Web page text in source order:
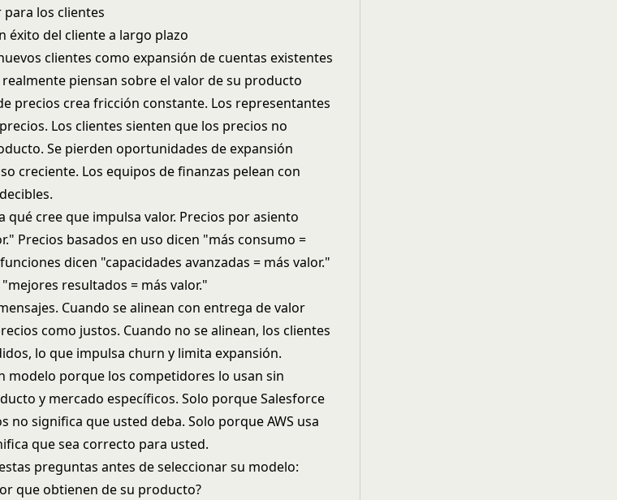
los clientes
éxito del cliente a largo plazo
clientes comoexpansión de cuentas existentes
piensan sobre el valor de su producto
precios crea fricción constante. Los representantes
Los clientes sienten que los precios no
Se pierden oportunidades de expansión
creciente. Los equipos de finanzas pelean con
qué cree que impulsa valor. Precios por asiento
Precios basados en uso dicen "más consumo =
dicen "capacidades avanzadas = más valor."
resultados = más valor."
Cuando se alinean con entrega de valor
como justos. Cuando no se alinean, los clientes
lo que impulsachurn y limita expansión.
modelo porque los competidores lo usan sin
y mercado específicos. Solo porque Salesforce
no significa que usted deba. Solo porque AWS usa
que sea correcto para usted.
preguntas antes de seleccionar su modelo:
que obtienen de su producto?